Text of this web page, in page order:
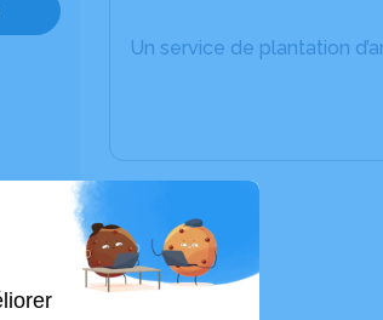
Un service de plantation